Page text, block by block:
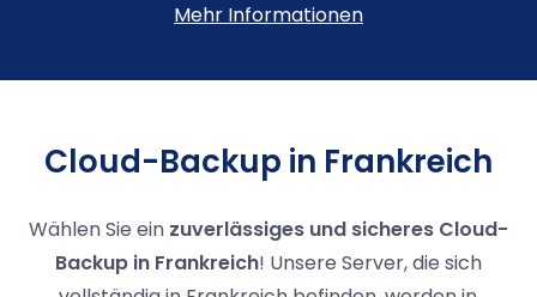
Mehr Informationen
Cloud-Backup in Frankreich
Wählen Sie ein zuverlässiges und sicheres Cloud-
Backup in Frankreich! Unsere Server, die sich